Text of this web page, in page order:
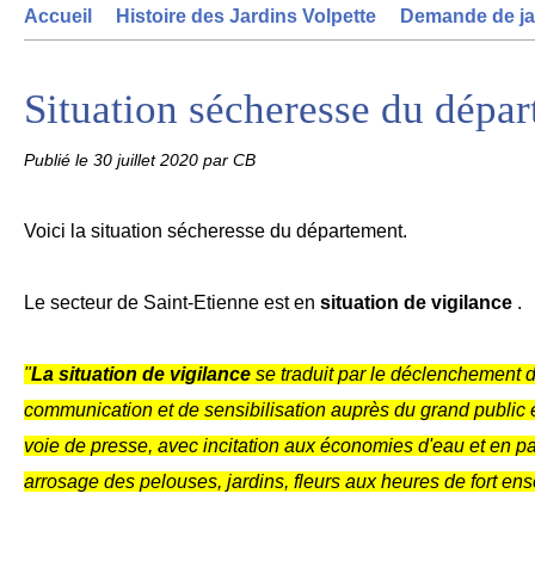
Accueil Histoire des Jardins Volpette Demande de
Situation sécheresse du
Publié le 30 juillet 2020 par CB
Voici la situation sécheresse du département.
Le secteur de Saint-Etienne est en situation de vigilance .
"La situation de vigilance se traduit par le déclenchement
communication et de sensibilisation auprès du grand public
voie de presse, avec incitation aux économies d'eau et en
arrosage des pelouses, jardins, fleurs aux heures de fort